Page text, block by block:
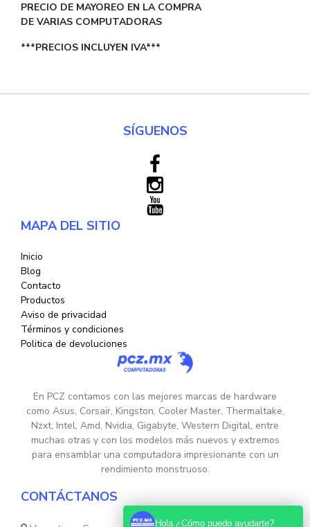
PRECIO DE MAYOREO EN LA COMPRA
DE VARIAS COMPUTADORAS
***PRECIOS INCLUYEN IVA***
SÍGUENOS
MAPA DEL SITIO
Inicio
Blog
Contacto
Productos
Aviso de privacidad
Términos y condiciones
Politica de devoluciones
En PCZ contamos con las mejores marcas de hardware
como Asus, Corsair, Kingston, Cooler Master, Thermaltake,
Nzxt, Intel, Amd, Nvidia, Gigabyte, Western Digital, entre
muchas otras y con los modelos más nuevos y extremos
para ensamblar una computadora impresionante con un
rendimiento monstruoso.
CONTÁCTANOS
Hola ¿Cómo puedo ayudarte?